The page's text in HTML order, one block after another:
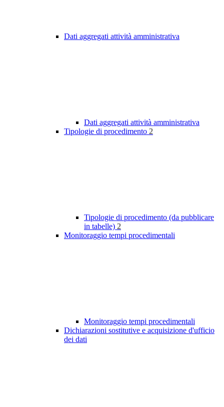
Dati aggregati attività amministrativa
Dati aggregati attività amministrativa
Tipologie di procedimento 2
Tipologie di procedimento (da pubblicare
in tabelle) 2
Monitoraggio tempi procedimentali
Monitoraggio tempi procedimentali
Dichiarazioni sostitutive e acquisizione d'ufficio
dei dati